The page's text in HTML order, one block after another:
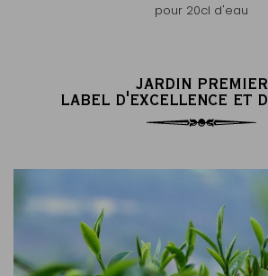
pour 20cl d'eau
JARDIN PREMIER
LABEL D'EXCELLENCE ET